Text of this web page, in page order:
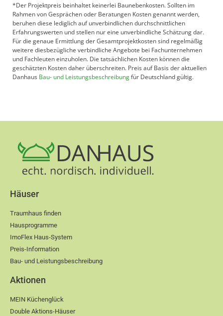
*Der Projektpreis beinhaltet keinerlei Baunebenkosten. Sollten im
Rahmen von Gesprächen oder Beratungen Kosten genannt werden,
beruhen diese lediglich auf unverbindlichen durchschnittlichen
Erfahrungswerten und stellen nur eine unverbindliche Schätzung dar.
Für die genaue Ermittlung der Gesamtprojektkosten sind regelmäßig
weitere diesbezügliche verbindliche Angebote bei Fachunternehmen
und Fachleuten einzuholen. Die tatsächlichen Kosten können die
geschätzten Kosten daher überschreiten. Preis auf Basis der aktuellen
Danhaus Bau- und Leistungsbeschreibungfür Deutschland gültig.
Häuser
Traumhaus finden
Hausprogramme
ImoFlex Haus-System
Preis-Information
Bau- und Leistungsbeschreibung
Aktionen
MEIN Küchenglück
Double Aktions-Häuser